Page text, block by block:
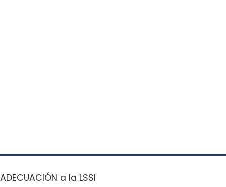
ADECUACIÓN a la LSSI